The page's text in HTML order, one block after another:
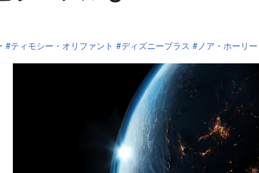
ティモシー・オリファント ディズニープラス ノア・ホーリー